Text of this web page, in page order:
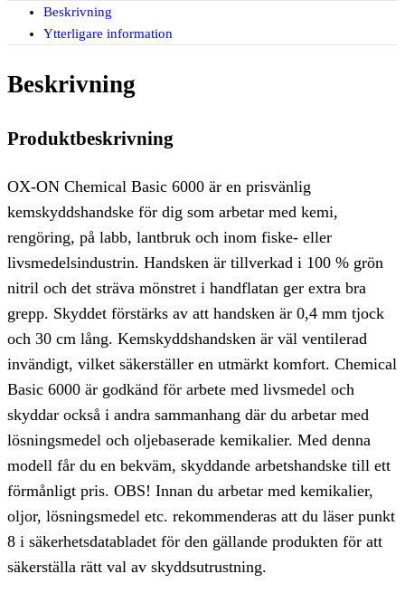
Beskrivning
Ytterligare information
Beskrivning
Produktbeskrivning
OX-ON Chemical Basic 6000 är en prisvänlig
kemskyddshandske för dig som arbetar med kemi,
rengöring, på labb, lantbruk och inom fiske- eller
livsmedelsindustrin. Handsken är tillverkad i 100 % grön
nitril och det sträva mönstret i handflatan ger extra bra
grepp. Skyddet förstärks av att handsken är 0,4 mm tjock
och 30 cm lång. Kemskyddshandsken är väl ventilerad
invändigt, vilket säkerställer en utmärkt komfort. Chemical
Basic 6000 är godkänd för arbete med livsmedel och
skyddar också i andra sammanhang där du arbetar med
lösningsmedel och oljebaserade kemikalier. Med denna
modell får du en bekväm, skyddande arbetshandske till ett
förmånligt pris. OBS! Innan du arbetar med kemikalier,
oljor, lösningsmedel etc. rekommenderas att du läser punkt
8 i säkerhetsdatabladet för den gällande produkten för att
säkerställa rätt val av skyddsutrustning.